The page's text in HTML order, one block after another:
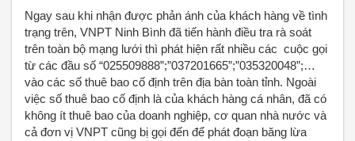
Ngay sau khi nhận được phản ánh của khách hàng về tình
trạng trên, VNPT Ninh Bình đã tiến hành điều tra rà soát
trên toàn bộ mạng lưới thì phát hiện rất nhiều các cuộc gọi
từ các đầu số “025509888”;”037201665”;”035320048”;…
vào các số thuê bao cố định trên địa bàn toàn tỉnh. Ngoài
việc số thuê bao cố định là của khách hàng cá nhân, đã có
không ít thuê bao của doanh nghiệp, cơ quan nhà nước và
cả đơn vị VNPT cũng bị gọi đến để phát đoạn băng lừa